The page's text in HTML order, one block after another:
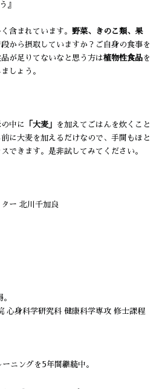
』
含まれています。 野菜、きのこ類、果
段から摂取していますか？ご自身の食事を
が足りてないなと思う方は植物性食品を
しょう。
中に 「大麦」
を加えてごはんを炊くこと
に大麦を加えるだけなので、手間もほと
できます。是非試してみてください。
ー 北川千加良
心身科学研究科 健康科学専攻 修士課程
ニングを5年間継続中。